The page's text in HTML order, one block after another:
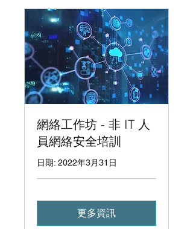
網絡工作坊 - 非 IT 人
員網絡安全培訓
日期: 2022年3月31日
更多資訊